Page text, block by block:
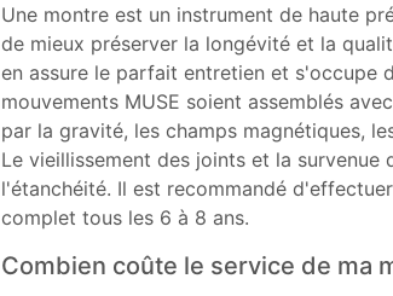
Une montre est un instrument de haute
de mieux préserver la longévité et la
en assure le parfait entretien et s'occupe
mouvements MUSE soient assemblés
par la gravité, les champs magnétiques,
Le vieillissement des joints et la
l'étanchéité. Il est recommandé
complet tous les 6 à 8 ans.
Combien coûte le service de ma